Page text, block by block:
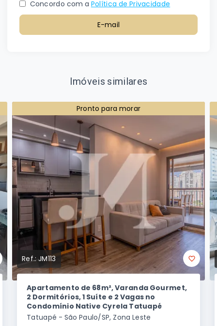
Concordo com a Política de Privacidade
E-mail
Imóveis similares
Pronto para morar
Ref.:JM113
Apartamento de 68m², Varanda Gourmet,
2 Dormitórios, 1 Suíte e 2 Vagas no
Condomínio Native Cyrela Tatuapé
Tatuapé - São Paulo/SP, Zona Leste